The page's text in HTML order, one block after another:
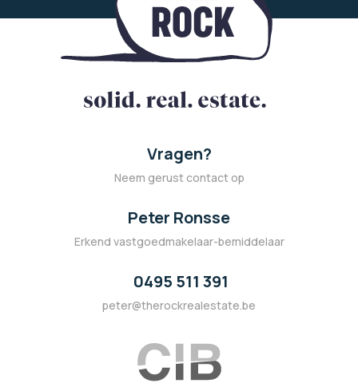
Vragen?
Neem gerust contact op
Peter Ronsse
Erkend vastgoedmakelaar-bemiddelaar
0495 511 391
peter@therockrealestate.be